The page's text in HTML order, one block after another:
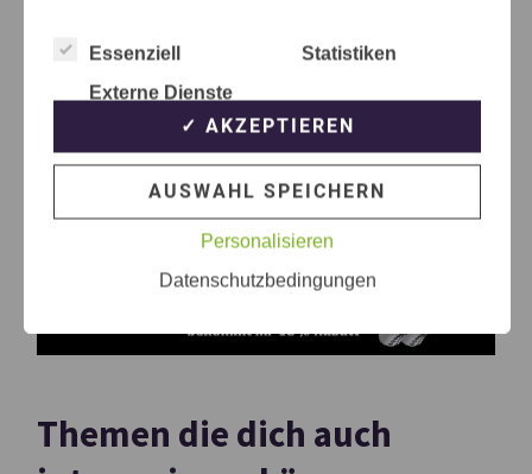
Themen die dich auch
Essenziell
Statistiken
Externe Dienste
✓ AKZEPTIEREN
AUSWAHL SPEICHERN
Personalisieren
Datenschutzbedingungen